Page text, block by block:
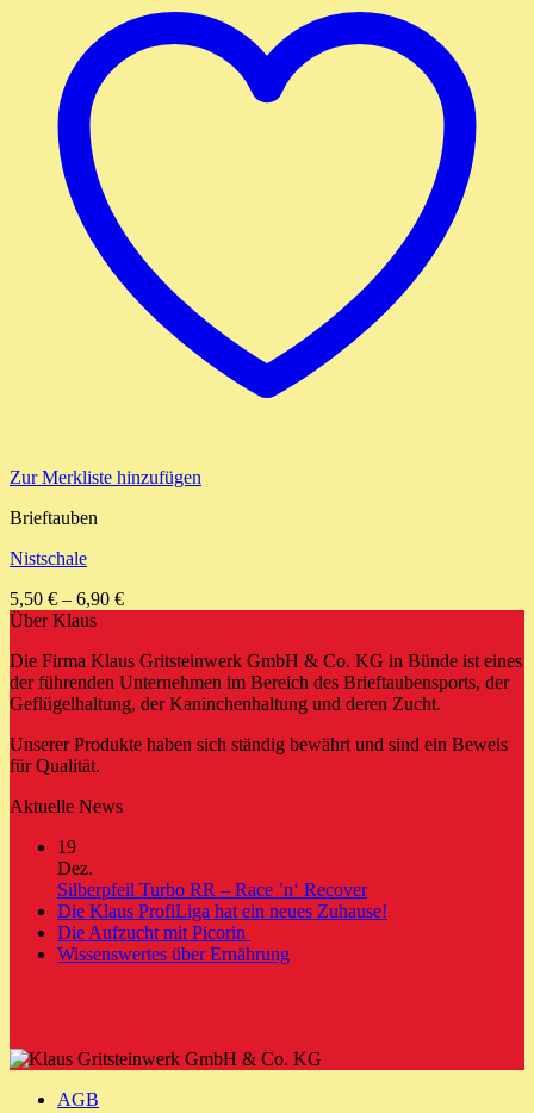
Zur Merkliste hinzufügen
Brieftauben
Nistschale
5,50 € – 6,90 €
Über Klaus
Die Firma Klaus Gritsteinwerk GmbH & Co. KG in Bünde ist eines
der führenden Unternehmen im Bereich des Brieftaubensports, der
Geflügelhaltung, der Kaninchenhaltung und deren Zucht.
Unserer Produkte haben sich ständig bewährt und sind ein Beweis
für Qualität.
Aktuelle News
19
Dez.
Silberpfeil Turbo RR – Race ’n‘ RecoverKeine
Kommentare
Die Klaus ProfiLiga hat ein neues Zuhause!
Die Aufzucht mit Picorin
Kommentare
Picorin
Wissenswertes über ErnährungKeine
Ernährung
AGB